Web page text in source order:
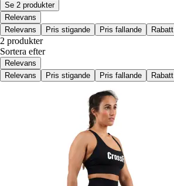
Se 2 produkter
Relevans
Relevans
Pris stigande Pris fallande Rabatt
2 produkter
Sortera efter
Relevans
Relevans
Pris stigande Pris fallande Rabatt